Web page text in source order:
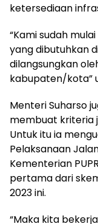
ketersediaan
“Kami sudah
yang dibutuhkan
dilangsungkan
kabupaten/kota”
Menteri Suharso
membuat kriteria
Untuk itu ia
Pelaksanaan
Kementerian
pertama dari
2023 ini.
“Maka kita